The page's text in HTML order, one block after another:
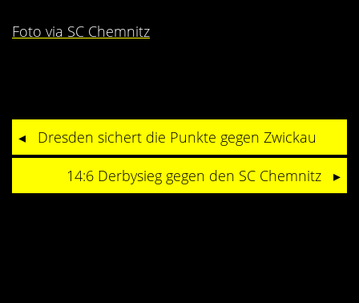
Foto via SC Chemnitz
Dresden sichert die Punkte gegen Zwickau
14:6 Derbysieg gegen den SC Chemnitz